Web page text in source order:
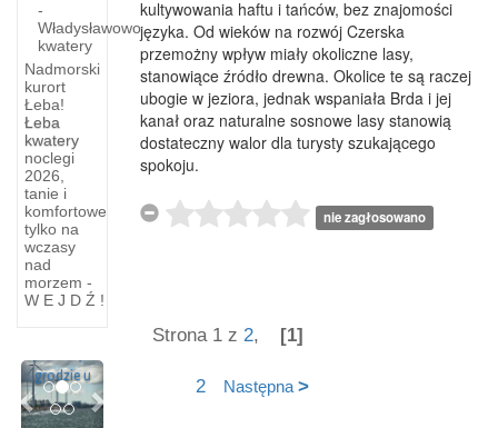
-
Władysławowo
kwatery
Nadmorski
kurort
Łeba!
Łeba
kwatery
noclegi
2026,
tanie i
komfortowe
tylko na
wczasy
nad
morzem -
W E J D Ź !
Świnoujście
-
Historia
portu
Świnoujście
- Historia
grodzie u
Międzyzdroje
—
Świnoujście
przedostatni
PreviousNext
kultywowania haftu i tańców, bez znajomości
języka. Od wieków na rozwój Czerska
przemożny wpływ miały okoliczne lasy,
stanowiące źródło drewna. Okolice te są raczej
ubogie w jeziora, jednak wspaniała Brda i jej
kanał oraz naturalne sosnowe lasy stanowią
dostateczny walor dla turysty szukającego
spokoju.
nie zagłosowano
Strona 1 z 2, [1]
2 Następna >